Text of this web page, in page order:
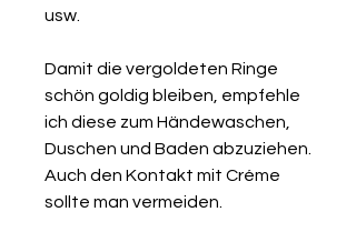
usw.
Damit die vergoldeten Ringe
schön goldig bleiben, empfehle
ich diese zum Händewaschen,
Duschen und Baden abzuziehen.
Auch den Kontakt mit Créme
sollte man vermeiden.